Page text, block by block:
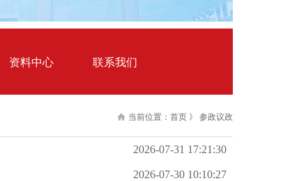
资料中心 联系我们
当前位置： 首页 》 参政议政
2026-07-31 17:21:30
2026-07-30 10:10:27